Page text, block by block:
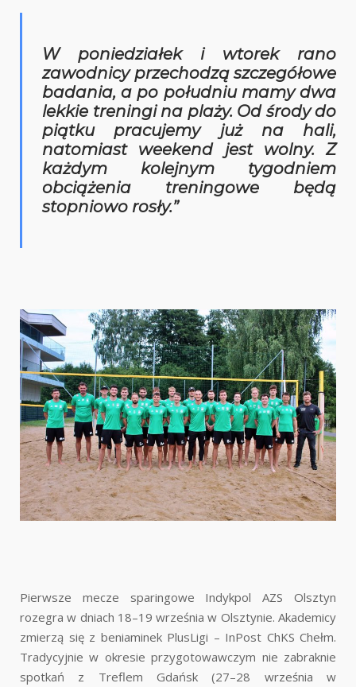
W poniedziałek i wtorek rano
zawodnicy przechodzą szczegółowe
badania, a po południu mamy dwa
lekkie treningi na plaży. Od środy do
piątku pracujemy już na hali,
natomiast weekend jest wolny. Z
każdym kolejnym tygodniem
obciążenia treningowe będą
stopniowo rosły.”
Pierwsze mecze sparingowe Indykpol AZS Olsztyn
rozegra w dniach 18–19 września w Olsztynie. Akademicy
zmierzą się z beniaminek PlusLigi – InPost ChKS Chełm.
Tradycyjnie w okresie przygotowawczym nie zabraknie
spotkań z Treflem Gdańsk (27–28 września w